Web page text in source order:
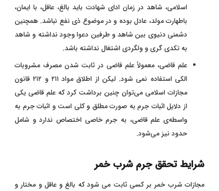
اسلامی، شاهد در زمان ادای شهادت باید بالغ، عاقل، با ایمان،
باطهارت مولد، عادل بوده و در موضوع ذی نفع نباشد. همچنین
دشمنی دنیوی بین شاهد و طرفین دعوا وجود نداشته و شاهد
به تکدی گری و ولگردی اشتغال نداشته باشد.
علم قاضی، معمولاً علم قاضی در ثابت شدن مصرف مشروبات
الکی استفاده نمی شود. لیکن از اطلاق مواد ۲۱۱ و ۲۱۲ قانون
مجازات اسلامی می‌توان چنین برداشت کرد که علم قاضی یکی
از دلایل اثبات جرم به صورت مطلق و کلی است و اثبات جرم به
واسطه‌ی علم قاضی، به جرم خاصی اختصاص ندارد و شامل
حدود نیز می‌شود.
شرایط تحقق جرم شرب خمر
مجازات شرب خمر بر کسی ثابت می شود که بالغ و عاقل و مختار و